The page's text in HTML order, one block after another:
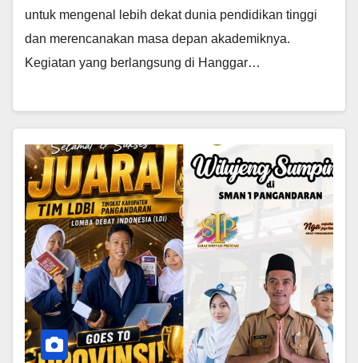
untuk mengenal lebih dekat dunia pendidikan tinggi
dan merencanakan masa depan akademiknya.
Kegiatan yang berlangsung di Hanggar…